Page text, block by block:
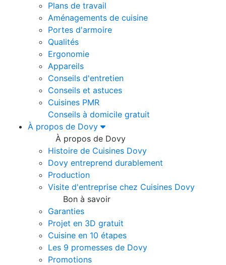
Plans de travail
Aménagements de cuisine
Portes d'armoire
Qualités
Ergonomie
Appareils
Conseils d'entretien
Conseils et astuces
Cuisines PMR
Conseils à domicile gratuit
À propos de Dovy
À propos de Dovy
Histoire de Cuisines Dovy
Dovy entreprend durablement
Production
Visite d'entreprise chez Cuisines Dovy
Bon à savoir
Garanties
Projet en 3D gratuit
Cuisine en 10 étapes
Les 9 promesses de Dovy
Promotions